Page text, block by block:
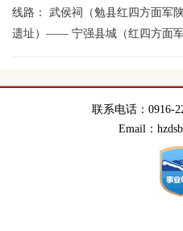
线路： 武侯祠（勉县红四方面军
遗址） —— 宁强县城（红四方面
联系电话：0916-
Email：